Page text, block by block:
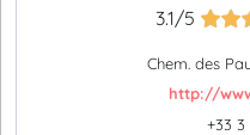
3.1/5
Chem. des
http://
+33 3